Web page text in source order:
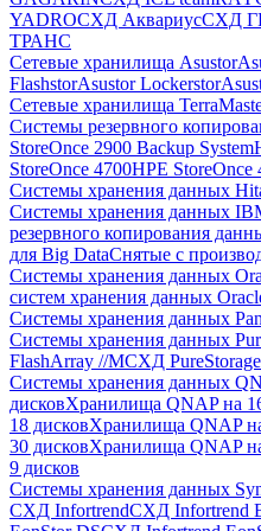
YADROСХД АквариусСХД
ТРАНС
Сетевые хранилища Asustor
FlashstorAsustor Lockerstor
Сетевые хранилища
Системы резервного
StoreOnce 2900 Backup System
StoreOnce 4700HPE StoreOnce
Системы хранения данных
Системы хранения данных
резервного копирования
для Big DataСнятые с
Системы хранения данных
систем хранения данных
Системы хранения данных
Системы хранения данных
FlashArray //MСХД
Системы хранения данных
дисковХранилища QNAP на
18 дисковХранилища QNAP
30 дисковХранилища QNAP
9 дисков
Системы хранения данных
СХД InfortrendСХД Infortrend